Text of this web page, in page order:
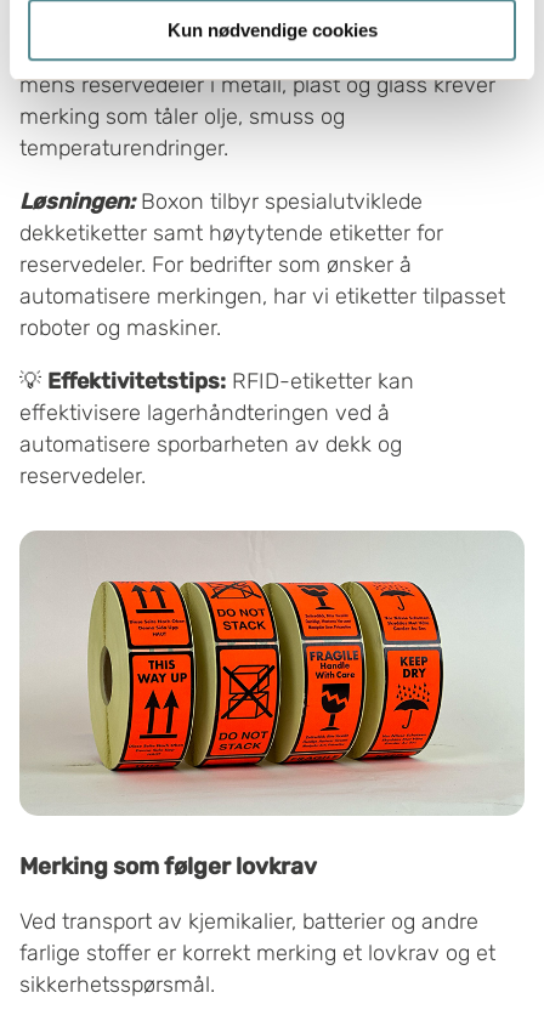
kan du lese om hvordan dine personlige
data behandles og hvordan du kan velge hvordan de skal
brukes. Du kan hele tiden endre eller trekke tilbake ditt
samtykke fra erklæringen om informasjonskapsler.
Boxon benytter cookies for å optimalisere nettstedet og
for å forbedre besøket ditt. Ved å tillate cookies på
nettstedet vårt, gir du ditt samtykke til å bruke cookies.
Du kan også administrere innstillingene dine ved å klikke
på "Tilpass".
Kun nødvendige cookies
Bilindustrien krever etiketter med ekstremt sterk
heft. Dekk trenger etiketter som fester på gummi,
mens reservedeler i metall, plast og glass krever
merking som tåler olje, smuss og
temperaturendringer.
Løsningen:Boxon tilbyr spesialutviklede
dekketiketter samt høytytende etiketter for
reservedeler. For bedrifter som ønsker å
automatisere merkingen, har vi etiketter tilpasset
roboter og maskiner.
💡 Effektivitetstips: RFID-etiketter kan
effektivisere lagerhåndteringen ved å
automatisere sporbarheten av dekk og
reservedeler.
Merking som følger lovkrav
Ved transport av kjemikalier, batterier og andre
farlige stoffer er korrekt merking et lovkrav og et
sikkerhetsspørsmål.